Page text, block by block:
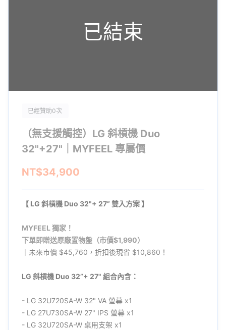
已結束
已經贊助0次
（無支援觸控）LG 斜槓機 Duo
32"+27"｜MYFEEL 專屬價
NT$34,900
【 LG 斜槓機 Duo 32"+ 27” 雙入方案】
MYFEEL 獨家！
下單即贈送原廠置物盤（市價$1,990）
｜未來市價 $45,760，折扣後現省 $10,860！
LG 斜槓機 Duo 32”+ 27" 組合內含：
- LG 32U720SA-W 32" VA 螢幕 x1
- LG 27U730SA-W 27" IPS 螢幕 x1
- LG 32U720SA-W 桌用支架 x1